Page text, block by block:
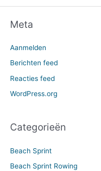
Meta
Aanmelden
Berichten feed
Reacties feed
WordPress.org
Categorieën
Beach Sprint
Beach Sprint Rowing